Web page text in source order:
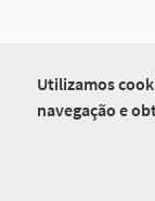
Utilizamos
navegação e